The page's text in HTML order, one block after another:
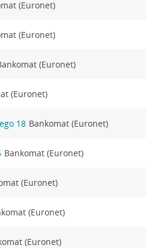
(Euronet)
(Euronet)
(Euronet)
(Euronet)
18 Bankomat (Euronet)
Bankomat (Euronet)
(Euronet)
(Euronet)
(Euronet)